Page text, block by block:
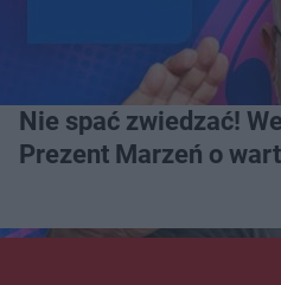
Nie spać zwiedzać!
Prezent Marzeń o